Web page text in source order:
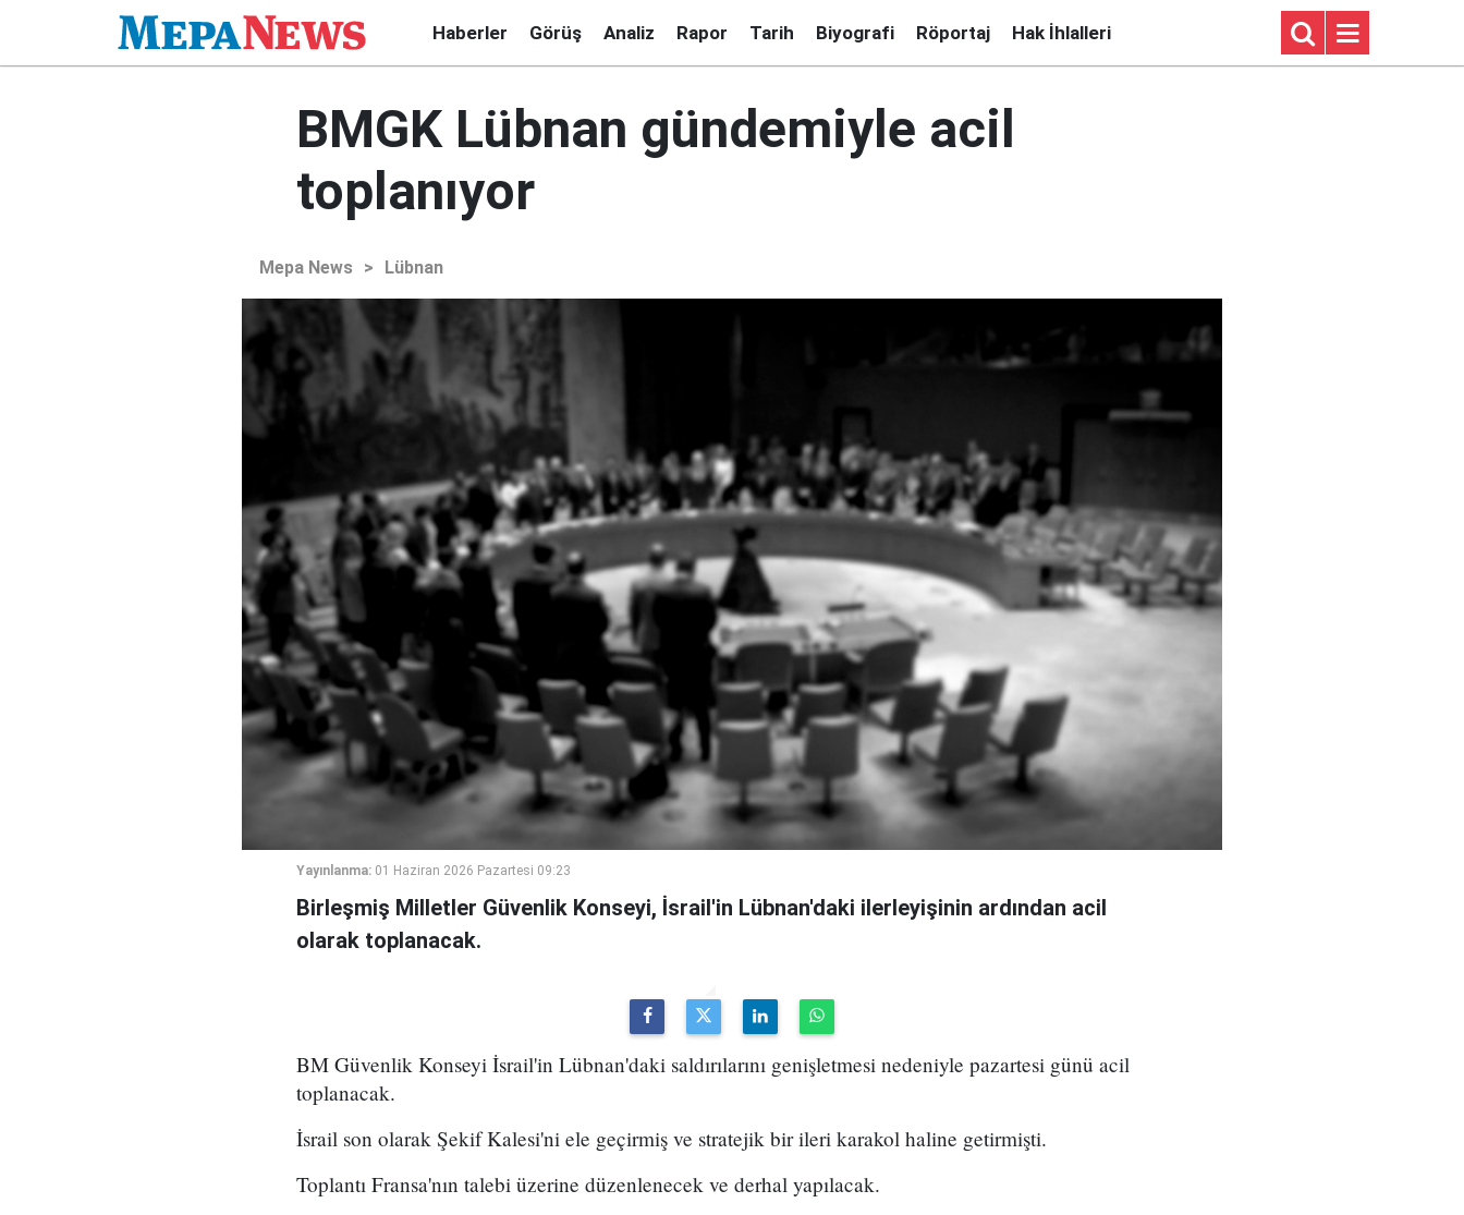
Haberler Görüş Analiz Rapor Tarih Biyografi Röportaj Hak İhlalleri
BMGK Lübnan gündemiyle acil
toplanıyor
Mepa News > Lübnan
Yayınlanma: 01 Haziran 2026 Pazartesi 09:23
Birleşmiş Milletler Güvenlik Konseyi, İsrail'in Lübnan'daki ilerleyişinin ardından acil
olarak toplanacak.
BM Güvenlik Konseyi İsrail'in Lübnan'daki saldırılarını genişletmesi nedeniyle pazartesi günü acil
toplanacak.
İsrail son olarak Şekif Kalesi'ni ele geçirmiş ve stratejik bir ileri karakol haline getirmişti.
Toplantı Fransa'nın talebi üzerine düzenlenecek ve derhal yapılacak.